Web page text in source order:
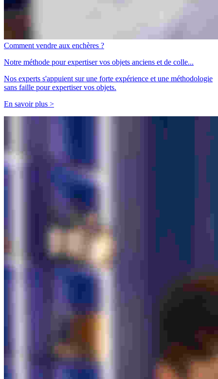
Comment vendre aux enchères ?
Notre méthode pour expertiser vos objets anciens et de colle...
Nos experts s'appuient sur une forte expérience et une méthodologie
sans faille pour expertiser vos objets.
En savoir plus >